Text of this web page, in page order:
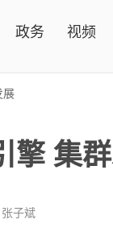
政务 视频
展
擎 集
子斌